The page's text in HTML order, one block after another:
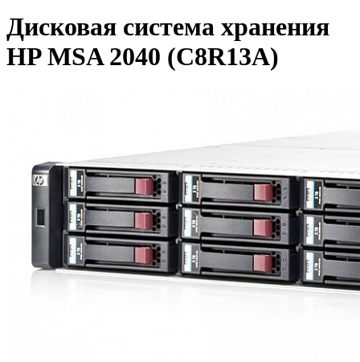
Дисковая система хранения
HP MSA 2040 (C8R13A)